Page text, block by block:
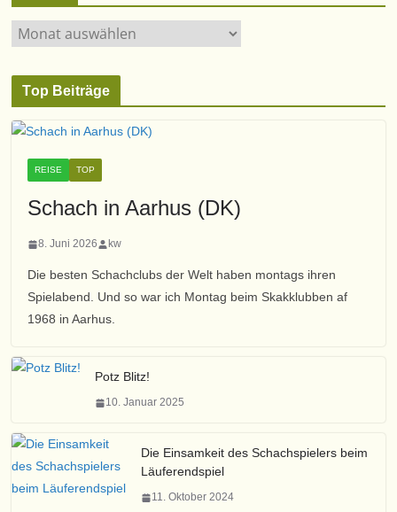
g
e
n
A
c
i
Top Beiträge
REISE TOP
Schach in Aarhus (DK)
8. Juni 2026 kw
Die besten Schachclubs der Welt haben montags ihren
Spielabend. Und so war ich Montag beim Skakklubben af
1968 in Aarhus.
Potz Blitz!
10. Januar 2025
Die Einsamkeit des Schachspielers beim
Läuferendspiel
11. Oktober 2024